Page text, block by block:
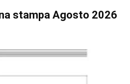
stampa Agosto 2026